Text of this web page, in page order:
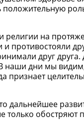
на
противостояли
друг
наши дни мы
обостряют